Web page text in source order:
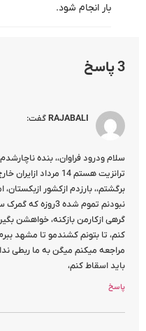
بار انجام شود.
3 پاسخ
RAJABALIگفت:
سلام ودرود فراوان،، بنده
برگشتم،، بارزدم ازکشور
نبودنم تموم شده
گرهی ازکارمن بازکنه، خواهشن
کنم، تا بتونم کشندمو تا مشهد
مراجعه میکنم میگن به ما ربطی
باید اسقاط کنم،
پاسخ